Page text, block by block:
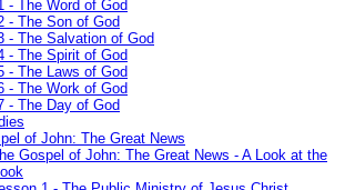
- The Word of God
- The Son of God
- The Salvation of God
- The Spirit of God
- The Laws of God
- The Work of God
- The Day of God
of John: The Great News
Gospel of John: The Great News - A Look at the